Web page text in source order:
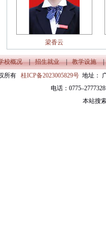
梁香云
校概况 | 招生就业 | 教学设施
|
所有 桂ICP备2023005829号 地址：
电话：
本站搜